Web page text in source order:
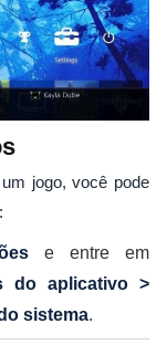
jogo, você pode
e entre em
do aplicativo >
sistema.